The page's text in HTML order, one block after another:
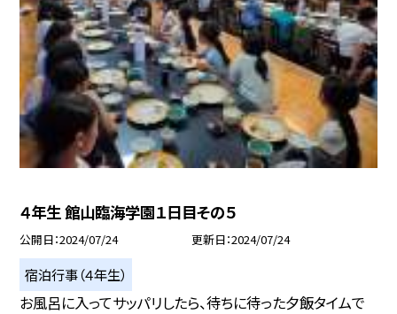
４年生 館山臨海学園１日目その５
公開日 2024/07/24 更新日 2024/07/24
宿泊行事（４年生）
お風呂に入ってサッパリしたら、待ちに待った夕飯タイムで